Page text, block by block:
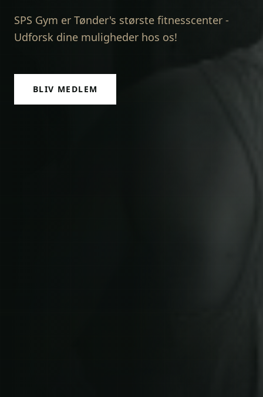
SPS Gym er Tønder's største fitnesscenter -
Udforsk dine muligheder hos os!
BLIV MEDLEM